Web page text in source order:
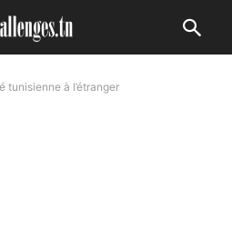
tunisienne à l’étranger